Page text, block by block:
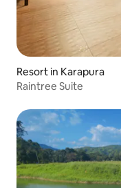
Resort in Karapura
Raintree Suite